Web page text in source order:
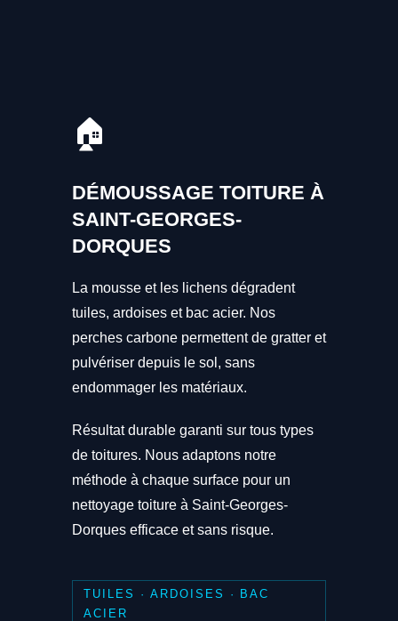
🏠
DÉMOUSSAGE TOITURE À
SAINT-GEORGES-
DORQUES
La mousse et les lichens dégradent
tuiles, ardoises et bac acier. Nos
perches carbone permettent de gratter et
pulvériser depuis le sol, sans
endommager les matériaux.
Résultat durable garanti sur tous types
de toitures. Nous adaptons notre
méthode à chaque surface pour un
nettoyage toiture à Saint-Georges-
Dorques efficace et sans risque.
TUILES · ARDOISES · BAC
ACIER